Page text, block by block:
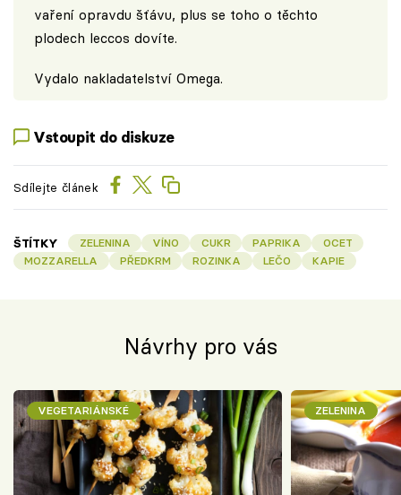
vaření opravdu šťávu, plus se toho o těchto
plodech leccos dovíte.
Vydalo nakladatelství Omega.
Vstoupit do diskuze
Sdílejte článek
ŠTÍTKY ZELENINA VÍNO CUKR PAPRIKA
OCET
MOZZARELLA
PŘEDKRM ROZINKA LEČO KAPIE
Návrhy pro vás
VEGETARIÁNSKÉ ZELENINA